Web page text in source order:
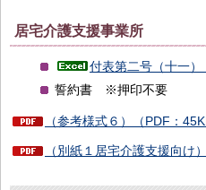
居宅介護支援事業所
付表第二号（十一）
誓約書 ※押印不要
（参考様式６）（PDF：
（別紙１居宅介護支援向け